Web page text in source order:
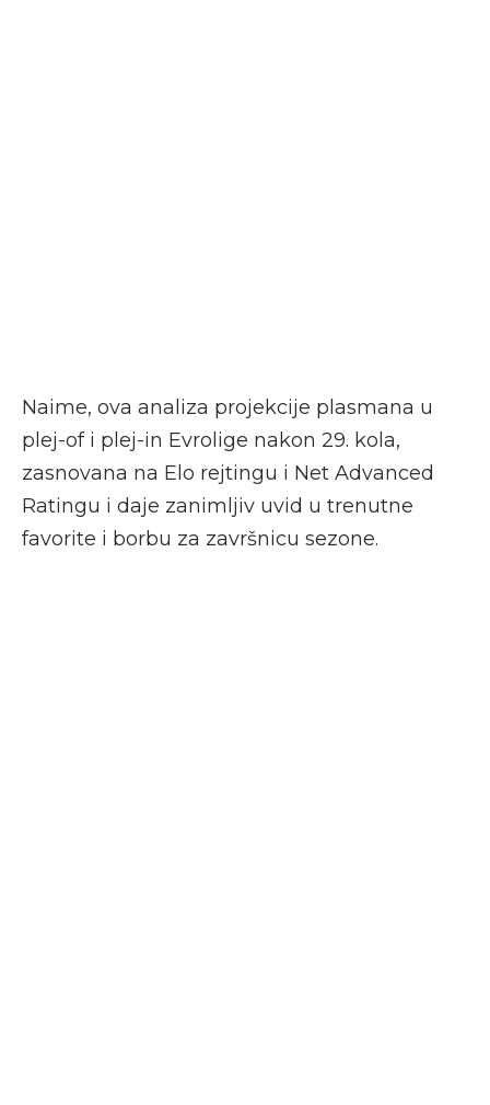
Naime, ova analiza projekcije plasmana u
plej-of i plej-in Evrolige nakon 29. kola,
zasnovana na Elo rejtingu i Net Advanced
Ratingu i daje zanimljiv uvid u trenutne
favorite i borbu za završnicu sezone.